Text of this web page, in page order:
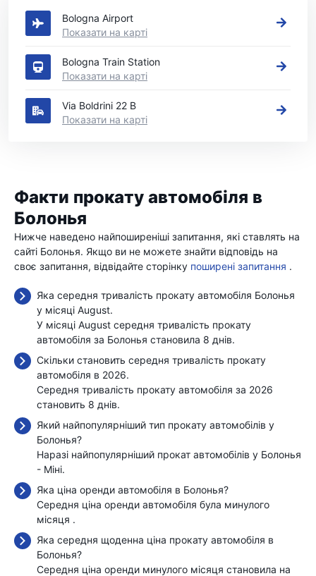
Bologna Airport
Показати на карті
Bologna Train Station
Показати на карті
Via Boldrini 22 B
Показати на карті
Факти прокату автомобіля в
Болонья
Нижче наведено найпоширеніші запитання, які ставлять на
сайті Болонья. Якщо ви не можете знайти відповідь на
своє запитання, відвідайте сторінку поширені запитання .
Яка середня тривалість прокату автомобіля Болонья
у місяці August.
У місяці August середня тривалість прокату
автомобіля за Болонья становила 8 днів.
Скільки становить середня тривалість прокату
автомобіля в 2026.
Середня тривалість прокату автомобіля за 2026
становить 8 днів.
Який найпопулярніший тип прокату автомобілів у
Болонья?
Наразі найпопулярніший прокат автомобілів у Болонья
- Міні.
Яка ціна оренди автомобіля в Болонья?
Середня ціна оренди автомобіля була минулого
місяця .
Яка середня щоденна ціна прокату автомобіля в
Болонья?
Середня ціна оренди минулого місяця становила на